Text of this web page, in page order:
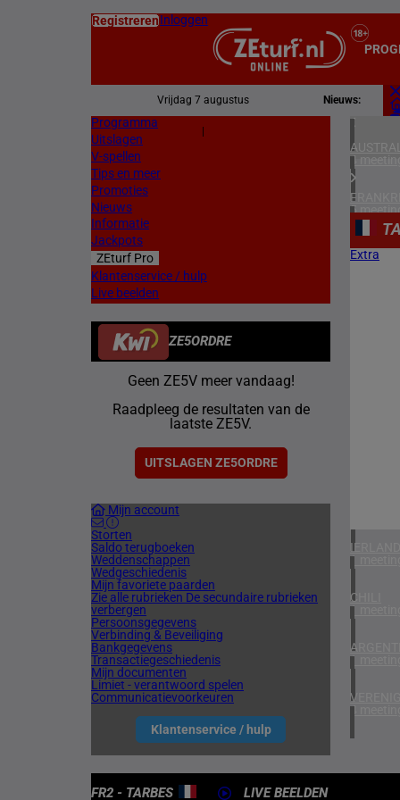
RegistrerenInloggen
Vrijdag 7 augustus Nieuws:
Programma
Uitslagen
V-spellen
Tips en meer
Promoties
Nieuws
Informatie
Jackpots
ZEturf Pro
Klantenservice / hulp
Live beelden
ZE5ORDRE
Geen ZE5V meer vandaag!
Raadpleeg de resultaten van de
laatste ZE5V.
UITSLAGEN ZE5ORDRE
Mijn account
Storten
Saldo terugboeken
Weddenschappen
Wedgeschiedenis
Mijn favoriete paarden
Zie alle rubrieken De secundaire rubrieken
verbergen
Persoonsgegevens
Verbinding & Beveiliging
Bankgegevens
Transactiegeschiedenis
Mijn documenten
Limiet - verantwoord spelen
Communicatievoorkeuren
Klantenservice / hulp
4
5
1
IERLAND
1
CHILI
1
1
4
Extra
FR2 - TARBES LIVE BEELDEN